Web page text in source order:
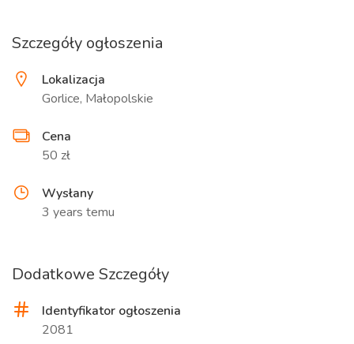
Szczegóły ogłoszenia
Lokalizacja
Gorlice, Małopolskie
Cena
50 zł
Wysłany
3 years temu
Dodatkowe Szczegóły
Identyfikator ogłoszenia
2081